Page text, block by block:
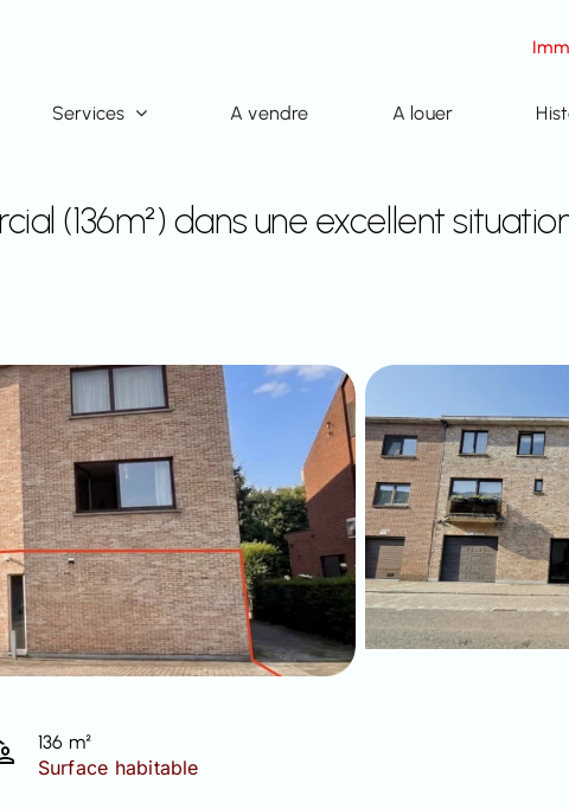
Services A vendre A louer
(136m²) dans une excellent
136 m²
Surface habitable